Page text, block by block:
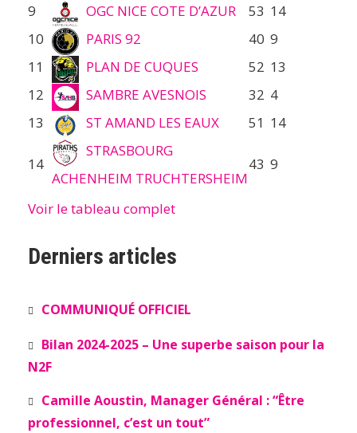
9
OGC NICE COTE D’AZUR 53 14
10
PARIS 92 40 9
11
PLAN DE CUQUES 52 13
12
SAMBRE AVESNOIS 32 4
13
ST AMAND LES EAUX 51 14
14
STRASBOURG
ACHENHEIM TRUCHTERSHEIM
43 9
Voir le tableau complet
Derniers articles
COMMUNIQUÉ OFFICIEL
Bilan 2024-2025 – Une superbe saison pour la
N2F
Camille Aoustin, Manager Général : “Être
professionnel, c’est un tout”